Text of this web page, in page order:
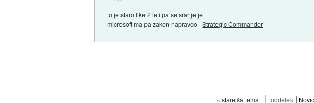
to je staro like 2 leti pa se sranje je
microsoft ma pa zakon napravco -Strategic Commander
« starejša tema oddelek: